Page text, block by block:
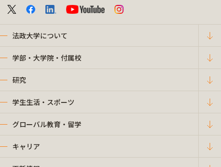
法政大学について
学部・大学院・付属校
研究
学生生活・スポーツ
グローバル教育・留学
キャリア